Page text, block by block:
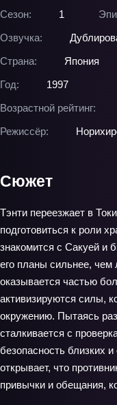
Сезон: 1
Озвучка:
Страна:
Япония
Год:
1997
Возрастной рейтинг:
Режиссёр:
Сюжет
Тэнти переезжает в
подготовиться к роли
знакомится с Сакуей и
его планы сильнее,
оказывается частью
активизируются силы,
окружению. Пытаясь
сталкивается с
безопасность близких
открывает, что
привычки и обещания,